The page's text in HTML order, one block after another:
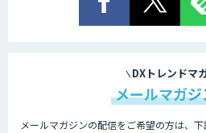
DXトレンドマ
メールマガ
メールマガジンの配信をご希望の方は、